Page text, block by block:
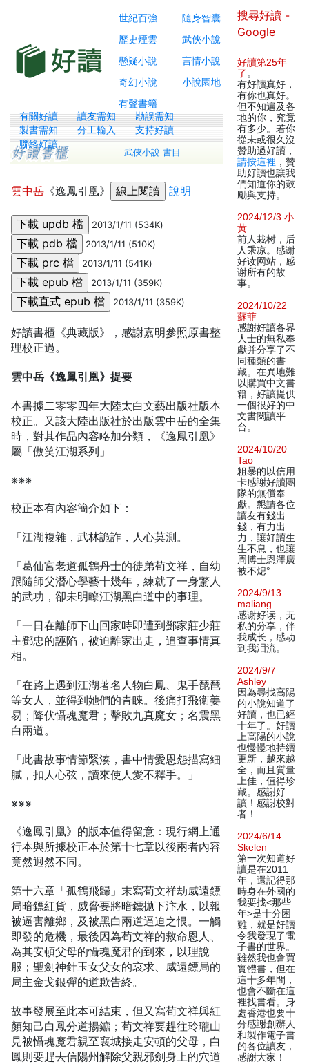
世紀百強
隨身智囊
歷史煙雲
武俠小說
懸疑小說
言情小說
奇幻小說
小說園地
有聲書籍
有關好讀 讀友需知
勘誤需知
製書需知
分工輸入
支持好讀
聯絡好讀
武俠小說 書目
雲中岳 《逸鳳引凰》 說明
2013/1/11 (534K)
2013/1/11 (510K)
2013/1/11 (541K)
2013/1/11 (359K)
2013/1/11 (359K)
好讀書櫃《典藏版》，感謝嘉明參照原書整
理校正過。
雲中岳《逸鳳引凰》提要
本書據二零零四年大陸太白文藝出版社版本
校正。又該大陸出版社於出版雲中岳的全集
時，對其作品內容略加分類，《逸鳳引凰》
屬「傲笑江湖系列」
※※※
校正本有內容簡介如下：
「江湖複雜，武林詭詐，人心莫測。
「葛仙宮老道孤鶴丹士的徒弟荀文祥，自幼
跟隨師父潛心學藝十幾年，練就了一身驚人
的武功，卻未明瞭江湖黑白道中的事理。
「一日在離師下山回家時即遭到鄧家莊少莊
主鄧忠的誣陷，被迫離家出走，追查事情真
相。
「在路上遇到江湖著名人物白鳳、鬼手琵琶
等女人，並得到她們的青睞。後痛打飛衛姜
易；降伏懾魂魔君；擊敗九真魔女；名震黑
白兩道。
「此書故事情節緊湊，書中情愛恩怨描寫細
膩，扣人心弦，讀來使人愛不釋手。」
※※※
《逸鳳引凰》的版本值得留意：現行網上通
行本與所據校正本於第十七章以後兩者內容
竟然迥然不同。
第十六章「孤鶴飛歸」末寫荀文祥劫威遠鏢
局暗鏢紅貨，威脅要將暗鏢拋下汴水，以報
被逼害離鄉，及被黑白兩道逼迫之恨。一觸
即發的危機，最後因為荀文祥的救命恩人、
為其安頓父母的懾魂魔君的到來，以理說
服；聖劍神針玉女父女的哀求、威遠鏢局的
局主金戈銀彈的道歉告終。
故事發展至此本可結束，但又寫荀文祥與紅
顏知己白鳳分道揚鑣；荀文祥要趕往玲瓏山
見被懾魂魔君親至襄城接走安頓的父母，白
鳳則要趕去信陽州解除父親邪劍身上的穴道
搜尋好讀 -
Google
好讀第25年
了 。
有好讀真好，
有你也真好。
但不知遍及各
地的你，究竟
有多少。若你
從未或很久沒
贊助過好讀，
請按這裡 ，贊
助好讀也讓我
們知道你的鼓
勵與支持。
2024/12/3 小
黄
前人栽树，后
人乘凉。感谢
好读网站，感
谢所有的故
事。
2024/10/22
蘇菲
感謝好讀各界
人士的無私奉
獻并分享了不
同種類的書
藏。在異地難
以購買中文書
籍，好讀提供
一個很好的中
文書閱讀平
台。
2024/10/20
Tao
粗暴的以信用
卡感謝好讀團
隊的無償奉
獻。懇請各位
讀友有錢出
錢，有力出
力，讓好讀生
生不息，也讓
周博士恩澤廣
被不熄°
2024/9/13
maliang
感谢好读，无
私的分享，伴
我成长，感动
到我泪流。
2024/9/7
Ashley
因為尋找高陽
的小說知道了
好讀，也已經
十年了。好讀
上高陽的小說
也慢慢地持續
更新，越來越
全，而且質量
上佳，值得珍
藏。感謝好
讀！感謝校對
者！
2024/6/14
Skelen
第一次知道好
讀是在2011
年，還記得那
時身在外國的
我要找<那些
年>是十分困
難，就是好讀
令我發現了電
子書的世界。
雖然我也會買
實體書，但在
這十多年間，
也會不斷在這
裡找書看。身
處香港也要十
分感謝創辦人
和製作電子書
的各位讀友，
感謝大家！